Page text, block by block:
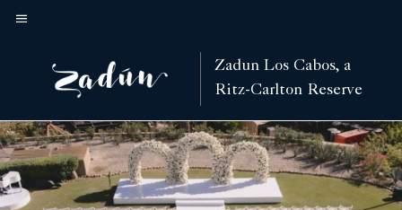
Skip
content
Zadun Los Cabos, a
Ritz-Carlton Reserve